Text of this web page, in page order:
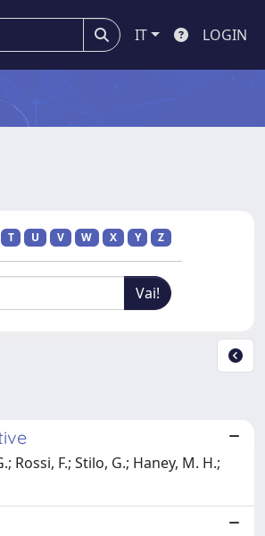
IT LOGIN
T U V W X Y Z
F.; Stilo, G.; Haney, M. H.;